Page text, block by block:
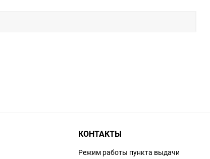
КОНТАКТЫ
Режим работы пункта выдачи